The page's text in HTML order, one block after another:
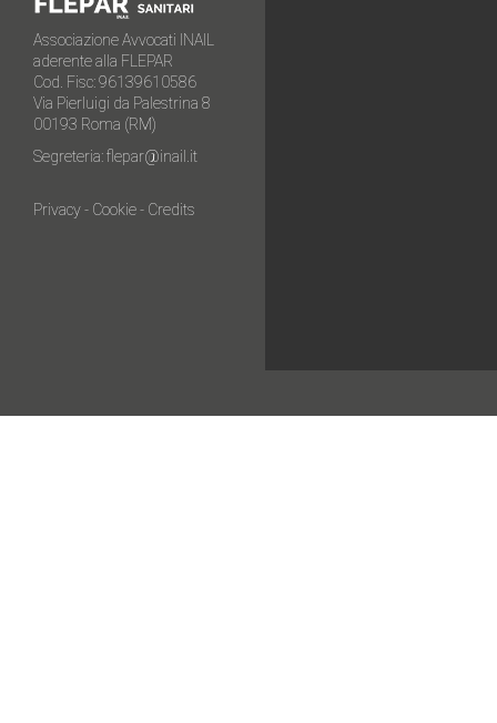
Associazione Avvocati INAIL
aderente alla FLEPAR
Cod. Fisc: 96139610586
Via Pierluigi da Palestrina 8
00193 Roma (RM)
Segreteria:flepar@inail.it
Privacy- Cookie- Credits